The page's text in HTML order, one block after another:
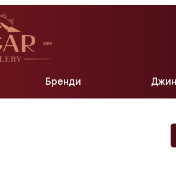
Бутиковая
Бренди Джин